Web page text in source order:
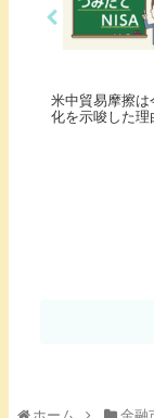
米中貿易摩擦は
化を示唆した